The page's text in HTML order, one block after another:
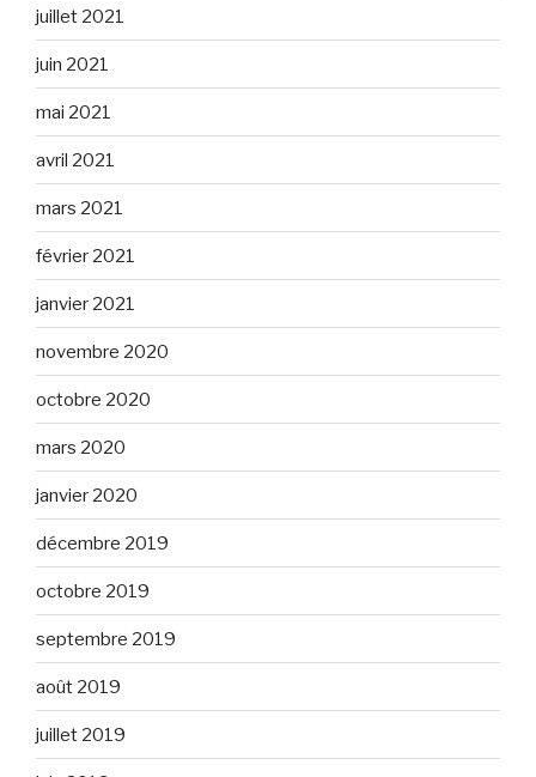
juillet 2021
juin 2021
mai 2021
avril 2021
mars 2021
février 2021
janvier 2021
novembre 2020
octobre 2020
mars 2020
janvier 2020
décembre 2019
octobre 2019
septembre 2019
août 2019
juillet 2019